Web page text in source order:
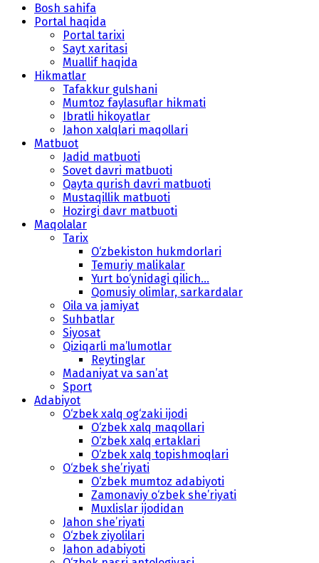
Bosh sahifa
Portal haqida
Portal tarixi
Sayt xaritasi
Muallif haqida
Hikmatlar
Tafakkur gulshani
Mumtoz faylasuflar hikmati
Ibratli hikoyatlar
Jahon xalqlari maqollari
Matbuot
Jadid matbuoti
Sovet davri matbuoti
Qayta qurish davri matbuoti
Mustaqillik matbuoti
Hozirgi davr matbuoti
Maqolalar
Tarix
O‘zbekiston hukmdorlari
Temuriy malikalar
Yurt bo‘ynidagi qilich...
Qomusiy olimlar, sarkardalar
Oila va jamiyat
Suhbatlar
Siyosat
Qiziqarli ma’lumotlar
Reytinglar
Madaniyat va san’at
Sport
Adabiyot
O‘zbek xalq og‘zaki ijodi
O‘zbek xalq maqollari
O‘zbek xalq ertaklari
O‘zbek xalq topishmoqlari
O‘zbek she’riyati
O‘zbek mumtoz adabiyoti
Zamonaviy o‘zbek she’riyati
Muxlislar ijodidan
Jahon she’riyati
O‘zbek ziyolilari
Jahon adabiyoti